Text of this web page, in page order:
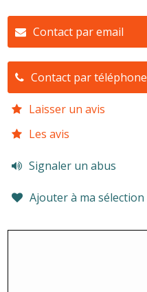
Contact par email
Contact par téléphone
Laisser un avis
Les avis
Signaler un abus
Ajouter à ma sélection